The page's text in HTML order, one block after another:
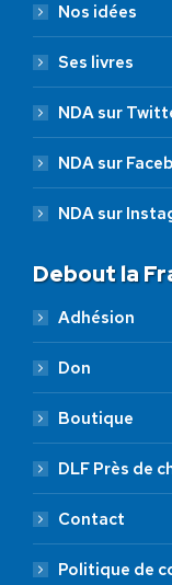
Nos idées
Ses livres
NDA sur
NDA sur
NDA sur
Debout la
Adhésion
Don
Boutique
DLF Près de
Contact
Politique de